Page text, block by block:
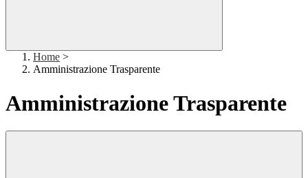
Home >
Amministrazione Trasparente
Amministrazione Trasparente